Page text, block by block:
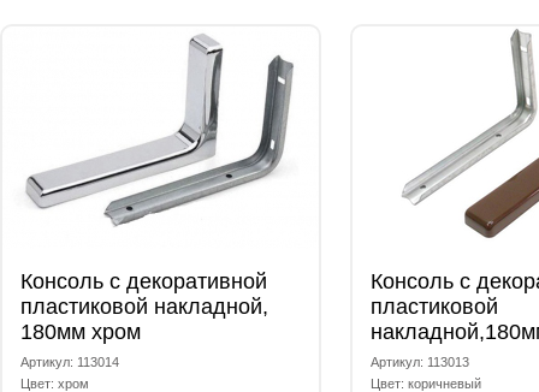
Консоль с декоративной
пластиковой накладной,
180мм хром
Артикул: 113014
Цвет: хром
Консоль с
пластиковой
коричневая
Артикул: 113013
Цвет: коричневый